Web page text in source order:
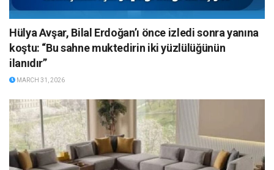
Hülya Avşar, Bilal Erdoğan’ı önce izledi sonra yanına
koştu: “Bu sahne muktedirin iki yüzlülüğünün
ilanıdır”
MARCH 31, 2026